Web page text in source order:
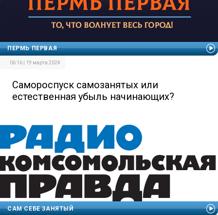
ПЕРМЬ ПЕРВАЯ
06:16 | 19 марта 2024
Самороспуск самозанятых или
естественная убыль начинающих?
САМ СЕБЕ ЗАНЯТЫЙ